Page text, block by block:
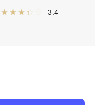
3.4